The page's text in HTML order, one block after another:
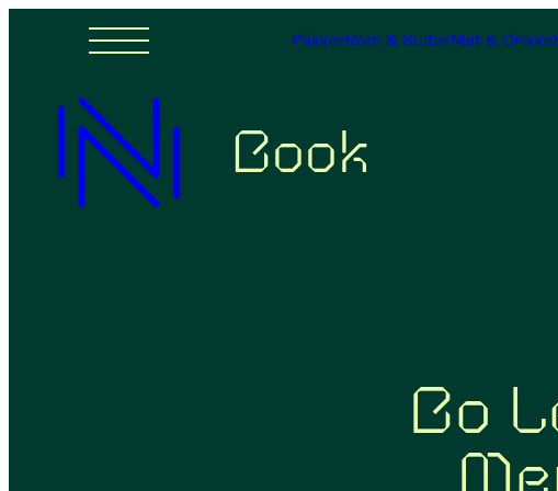
PakkerRom & SuiterMat & Drikke
Book
Bo